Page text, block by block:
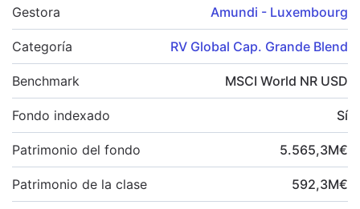
Gestora Amundi - Luxembourg
Categoría RV Global Cap. Grande Blend
Benchmark MSCI World NR USD
Fondo indexado Sí
Patrimonio del fondo 5.565,3M€
Patrimonio de la clase 592,3M€